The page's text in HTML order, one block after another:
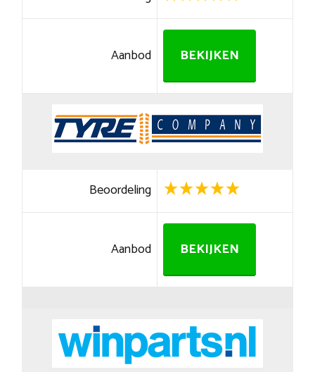
Aanbod BEKIJKEN
Beoordeling
Aanbod BEKIJKEN